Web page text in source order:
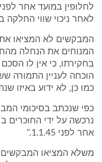
לאחר ניכוי שווי החלקה ב -
המבקשים לא המציאו
המנוחים את הנחלה
בחקירתו, כי אין לו
הוכחה לעניין התמורה
כמו כן, לא ידוע באיזו
כפי שנכתב בסיכומי
אחר לפני 1.1.45."
משלא המציאו המבקשים